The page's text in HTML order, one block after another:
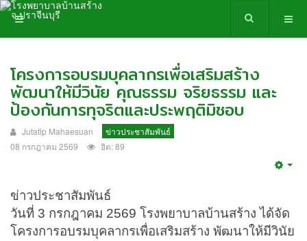
โครงการอบรมบุคลากรเพื่อเสริมสร้าง
พัฒนาให้มีวินัย คุณธรรม จริยธรรม และ
ป้องกันการทุจริตและประพฤติมิชอบ
Jutatip Mahaesuan
ข่าวประชาสัมพันธ์
08 กรกฎาคม 2569
ฮิต: 89
ข่าวประชาสัมพันธ์
วันที่ 3 กรกฎาคม 2569 โรงพยาบาลบ้านสร้าง ได้จัด
โครงการอบรมบุคลากรเพื่อเสริมสร้าง พัฒนาให้มีวินัย